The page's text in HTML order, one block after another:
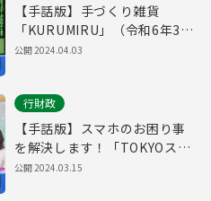
【手話版】手づくり雑貨
「KURUMIRU」（令和6年3月
22日 東京ウィークリーニュー
公開2024.04.03
行財政
【手話版】スマホのお困り事
を解決します！「TOKYOスマ
ホサポーター」（令和6年3月
公開2024.03.15